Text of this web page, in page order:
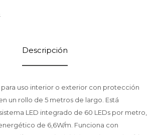
Descripción
para uso interior o exterior con protección
un rollo de 5 metros de largo. Está
LED integrado de 60 LEDs por metro,
de 6,6W/m. Funciona con